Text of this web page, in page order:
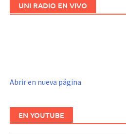
UNI RADIO EN VIVO
Abrir en nueva página
EN YOUTUBE